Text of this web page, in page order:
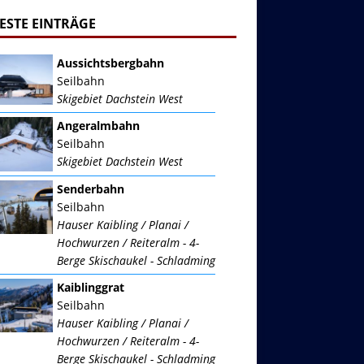
EINTRÄGE
Aussichtsbergbahn
Seilbahn
Skigebiet Dachstein West
Angeralmbahn
Seilbahn
Skigebiet Dachstein West
Senderbahn
Seilbahn
Hauser Kaibling / Planai /
Hochwurzen / Reiteralm - 4-
Berge Skischaukel - Schladming
Kaiblinggrat
Seilbahn
Hauser Kaibling / Planai /
Hochwurzen / Reiteralm - 4-
Berge Skischaukel - Schladming